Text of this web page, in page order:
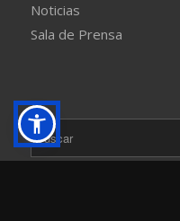
Noticias
Sala de Prensa